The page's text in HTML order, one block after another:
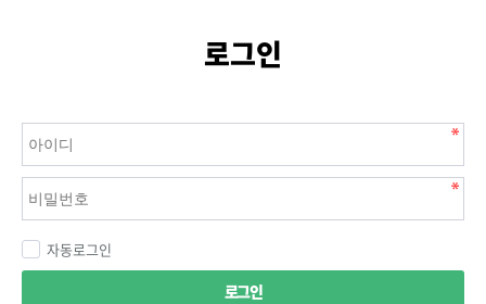
로그인
자동로그인
로그인